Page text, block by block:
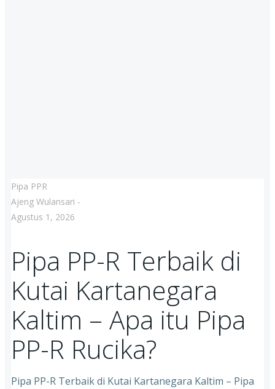
Pipa PPR
Ajeng Wulansari -
Agustus 1, 2026
Pipa PP-R Terbaik di
Kutai Kartanegara
Kaltim – Apa itu Pipa
PP-R Rucika?
Pipa PP-R Terbaik di Kutai Kartanegara Kaltim – Pipa